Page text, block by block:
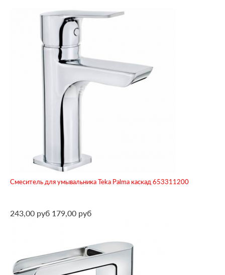
Смеситель для умывальника Teka Palma каскад 653311200
243,00 руб 179,00 руб